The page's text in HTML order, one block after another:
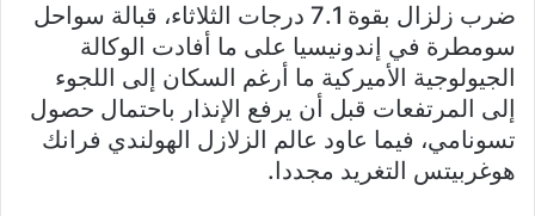
ضرب زلزال بقوة 7.1 درجات الثلاثاء، قبالة سواحل
سومطرة في إندونيسيا على ما أفادت الوكالة
الجيولوجية الأميركية ما أرغم السكان إلى اللجوء
إلى المرتفعات قبل أن يرفع الإنذار باحتمال حصول
تسونامي، فيما عاود عالم الزلازل الهولندي فرانك
هوغربيتس التغريد مجددا.